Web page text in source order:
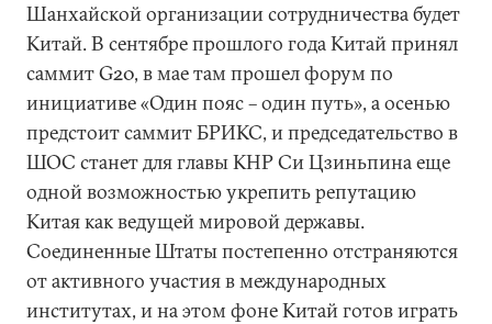
Шанхайской организации сотрудничества будет
Китай. В сентябре прошлого года Китай принял
саммит G20, в мае там прошел форум по
инициативе «Один пояс – один путь», а осенью
предстоит саммит БРИКС, и председательство в
ШОС станет для главы КНР Си Цзиньпина еще
одной возможностью укрепить репутацию
Китая как ведущей мировой державы.
Соединенные Штаты постепенно отстраняются
от активного участия в международных
институтах, и на этом фоне Китай готов играть